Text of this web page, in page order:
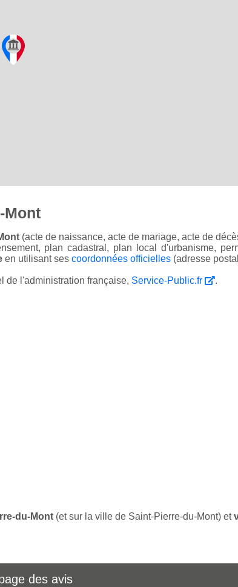
Mont
(acte de naissance, acte de mariage, acte de
plan cadastral, plan local d'urbanisme,
en utilisant ses coordonnées officielles (adresse
de l'administration française, Service-Public.fr .
du-Mont (et sur la ville de Saint-Pierre-du-Mont) et
des avis